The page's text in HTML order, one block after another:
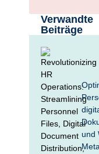
Verwandte
Beiträge
und